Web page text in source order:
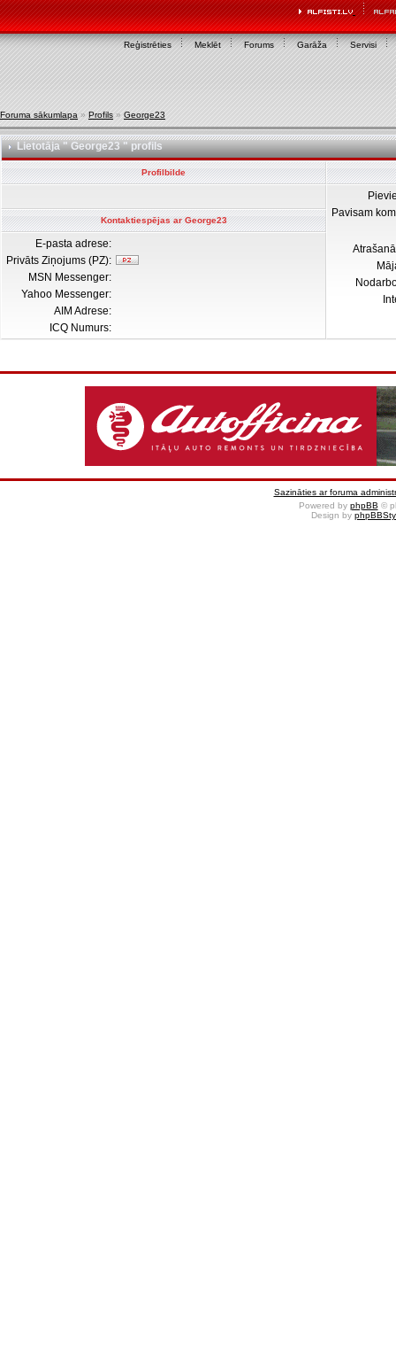
Reģistrēties Meklēt Forums Garāža Servisi
Foruma sākumlapa » Profils » George23
Lietotāja " George23 " profils
Profilbilde
Pavisam
Kontaktiespējas ar George23
E-pasta adrese:
Privāts Ziņojums (PZ):
MSN Messenger:
Yahoo Messenger:
AIM Adrese:
ICQ Numurs:
Sazināties ar foruma
Powered by phpBB ©
Design by